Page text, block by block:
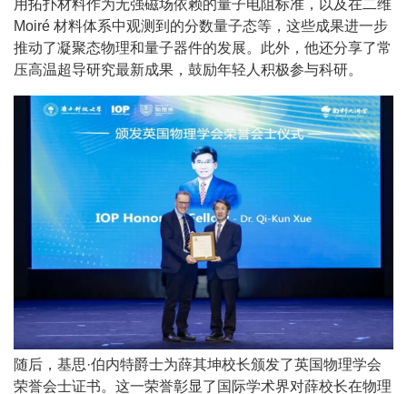
用拓扑材料作为无强磁场依赖的量子电阻标准，以及在二维
Moiré 材料体系中观测到的分数量子态等，这些成果进一步
推动了凝聚态物理和量子器件的发展。此外，他还分享了常
压高温超导研究最新成果，鼓励年轻人积极参与科研。
随后，基思·伯内特爵士为薛其坤校长颁发了英国物理学会
荣誉会士证书。这一荣誉彰显了国际学术界对薛校长在物理